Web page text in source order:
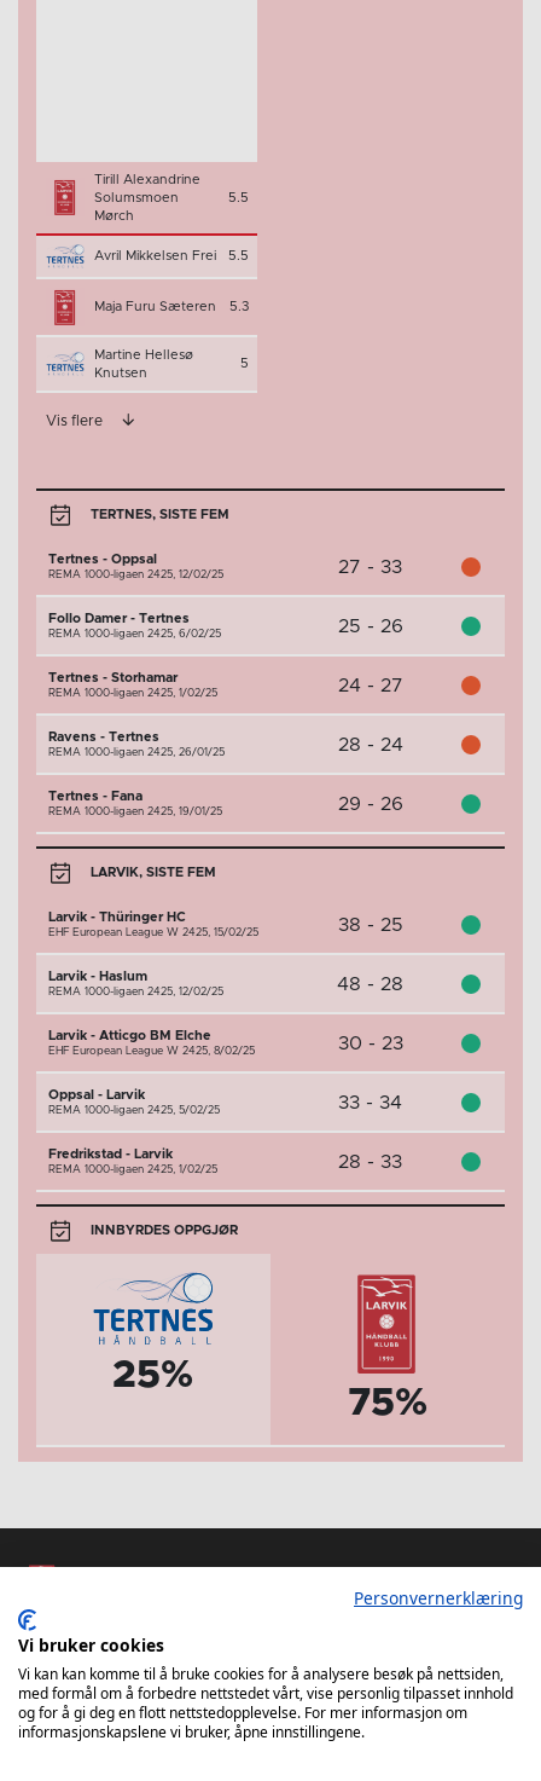
Tirill Alexandrine
Solumsmoen
Mørch
5.5
Avril Mikkelsen Frei 5.5
Maja Furu Sæteren 5.3
Martine Hellesø
Knutsen
5
Vis flere
TERTNES, SISTE FEM
Tertnes - Oppsal
REMA 1000-ligaen 2425, 12/02/25 27 - 33
Follo Damer - Tertnes
REMA 1000-ligaen 2425, 6/02/25 25 - 26
Tertnes - Storhamar
REMA 1000-ligaen 2425, 1/02/25 24 - 27
Ravens - Tertnes
REMA 1000-ligaen 2425, 26/01/25 28 - 24
Tertnes - Fana
REMA 1000-ligaen 2425, 19/01/25 29 - 26
LARVIK, SISTE FEM
Larvik - Thüringer HC
EHF European League W 2425, 15/02/25 38 - 25
Larvik - Haslum
REMA 1000-ligaen 2425, 12/02/25 48 - 28
Larvik - Atticgo BM Elche
EHF European League W 2425, 8/02/25 30 - 23
Oppsal - Larvik
REMA 1000-ligaen 2425, 5/02/25 33 - 34
Fredrikstad - Larvik
REMA 1000-ligaen 2425, 1/02/25 28 - 33
INNBYRDES OPPGJØR
25%
75%
Larvik Håndballklubb
Hoffs gate 6
org. nr. 971 141 786
Personvernerklæring
Vi bruker cookies
Vi kan kan komme til å bruke cookies for å analysere besøk på nettsiden,
med formål om å forbedre nettstedet vårt, vise personlig tilpasset innhold
og for å gi deg en flott nettstedopplevelse. For mer informasjon om
informasjonskapslene vi bruker, åpne innstillingene.